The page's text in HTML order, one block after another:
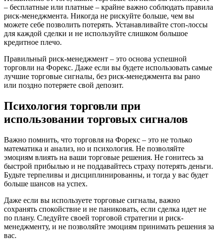
– бесплатные или платные – крайне важно соблюдать правила
риск-менеджмента. Никогда не рискуйте больше, чем вы
можете себе позволить потерять. Устанавливайте стоп-лоссы
для каждой сделки и не используйте слишком большое
кредитное плечо.
Правильный риск-менеджмент – это основа успешной
торговли на Форекс. Даже если вы будете использовать самые
лучшие торговые сигналы, без риск-менеджмента вы рано
или поздно потеряете свой депозит.
Психология торговли при
использовании торговых сигналов
Важно помнить, что торговля на Форекс – это не только
математика и анализ, но и психология. Не позволяйте
эмоциям влиять на ваши торговые решения. Не гонитесь за
быстрой прибылью и не поддавайтесь страху потерять деньги.
Будьте терпеливы и дисциплинированны, и тогда у вас будет
больше шансов на успех.
Даже если вы используете торговые сигналы, важно
сохранять спокойствие и не паниковать, если сделка идет не
по плану. Следуйте своей торговой стратегии и риск-
менеджменту, и не позволяйте эмоциям принимать решения за
вас.